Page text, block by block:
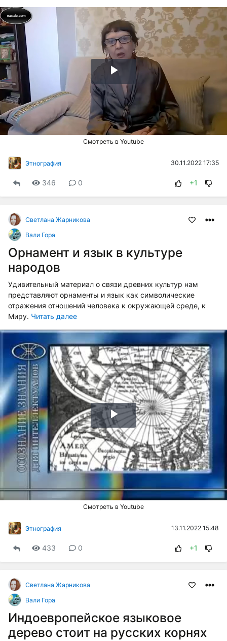
Воспроизвести
видео
Смотреть в Youtube
Этнография 30.11.2022 17:35
346 0 +1
Светлана Жарникова
Вали Гора
Орнамент и язык в культуре
народов
Удивительный материал о связи древних культур нам
представляют орнаменты и язык как символические
отражения отношений человека к окружающей среде, к
Миру. Читать далее
Воспроизвести
видео
Смотреть в Youtube
Этнография 13.11.2022 15:48
433 0 +1
Светлана Жарникова
Вали Гора
Индоевропейское языковое
дерево стоит на русских корнях